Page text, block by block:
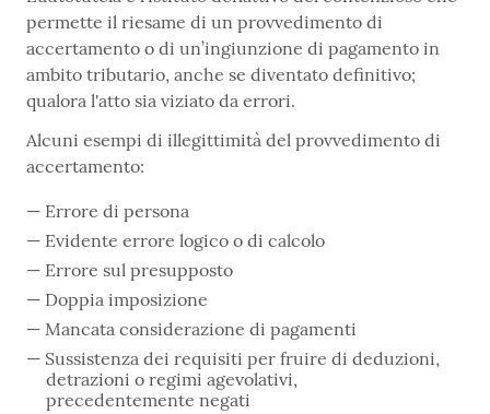
permette il riesame di un provvedimento di
accertamento o di un’ingiunzione di pagamento in
ambito tributario, anche se diventato definitivo;
qualora l'atto sia viziato da errori.
Alcuni esempi di illegittimità del provvedimento di
accertamento:
Errore di persona
Evidente errore logico o di calcolo
Errore sul presupposto
Doppia imposizione
Mancata considerazione di pagamenti
Sussistenza dei requisiti per fruire di deduzioni,
detrazioni o regimi agevolativi,
precedentemente negati